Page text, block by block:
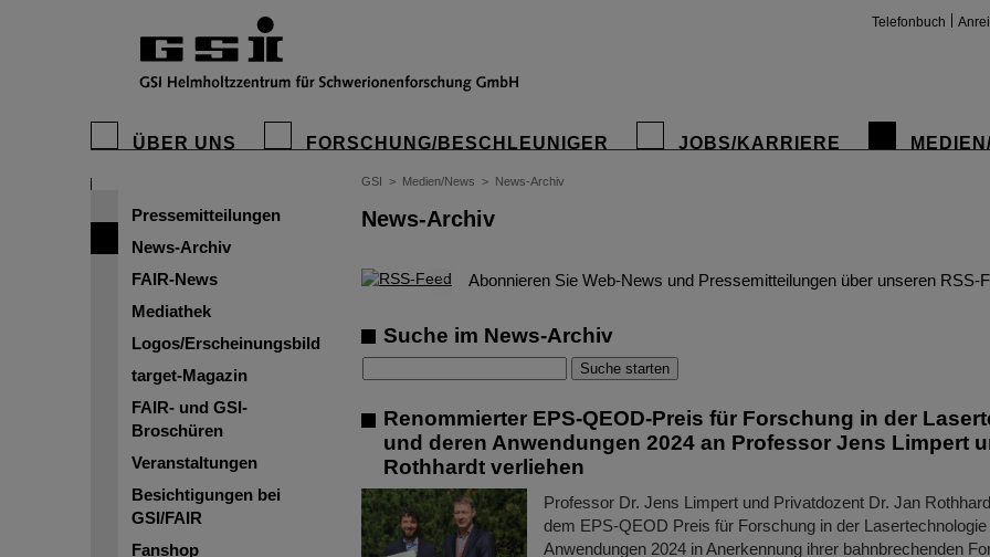
Telefonbuch
ÜBER UNS FORSCHUNG/BESCHLEUNIGER JOBS/KARRIERE
Pressemitteilungen
News-Archiv
FAIR-News
Mediathek
Logos/Erscheinungsbild
target-Magazin
FAIR- und GSI-
Broschüren
Veranstaltungen
Besichtigungen bei
GSI/FAIR
Fanshop
GSI > Medien/News > News-Archiv
News-Archiv
© Abonnieren Sie Web-News und Pressemitteilungen über unseren RSS-
Suche im News-Archiv
Renommierter EPS-QEOD-Preis für Forschung in der
und deren Anwendungen 2024 an Professor Jens Limpert
Rothhardt verliehen
Professor Dr. Jens Limpert und Privatdozent Dr. Jan
dem EPS-QEOD Preis für Forschung in der Lasertechnologie
Anwendungen 2024 in Anerkennung ihrer bahnbrechenden